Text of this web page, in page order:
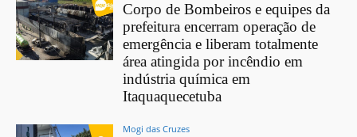
Corpo de Bombeiros e equipes da
prefeitura encerram operação de
emergência e liberam totalmente
área atingida por incêndio em
indústria química em
Itaquaquecetuba
Mogi das Cruzes